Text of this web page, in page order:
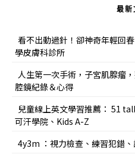
最新
看不出動過針！卻神奇年輕回春
學皮膚科診所
人生第一次手術，子宮肌腺瘤
腔鏡紀錄＆心得
兒童線上英文學習推薦： 51
可汗學院、Kids A-Z
4y3m ：視力檢查、練習犯錯